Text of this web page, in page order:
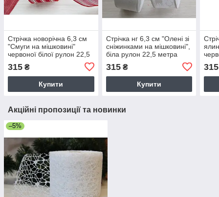
Стрічка новорічна 6,3 см
"Смуги на мішковині"
червоної білої рулон 22,5
315 ₴
Купити
Стрічка нг 6,3 см "Олені зі
сніжинками на мішковині",
біла рулон 22,5 метра
315₴
Купити
315
Акційні пропозиції та новинки
–5%